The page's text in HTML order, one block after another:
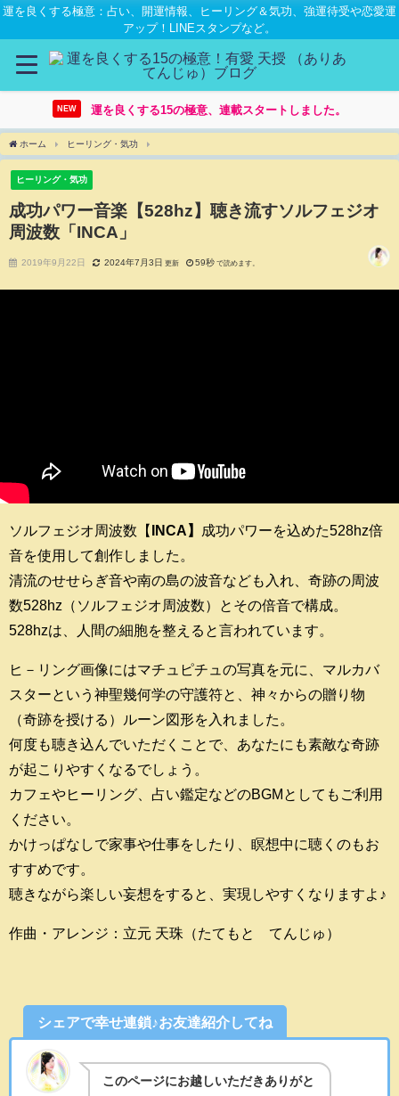
運を良くする極意：占い、開運情報、ヒーリング＆気功、強運待受や恋愛運
アップ！LINEスタンプなど。
NEW 運を良くする15の極意、連載スタートしました。
ホーム ヒーリング・気功
ヒーリング・気功
成功パワー音楽【528hz】聴き流すソルフェジオ
周波数「INCA」
2019年9月22日 2024年7月3日 59秒
ソルフェジオ周波数【 INCA】
成功パワーを込めた528hz倍
音を使用して創作しました。
清流のせせらぎ音や南の島の波音なども入れ、奇跡の周波
数528hz（ソルフェジオ周波数）とその倍音で構成。
528hzは、人間の細胞を整えると言われています。
ヒ－リング画像にはマチュピチュの写真を元に、マルカバ
スターという神聖幾何学の守護符と、神々からの贈り物
（奇跡を授ける）ルーン図形を入れました。
何度も聴き込んでいただくことで、あなたにも素敵な奇跡
が起こりやすくなるでしょう。
カフェやヒーリング、占い鑑定などのBGMとしてもご利用
ください。
かけっぱなしで家事や仕事をしたり、瞑想中に聴くのもお
すすめです。
聴きながら楽しい妄想をすると、実現しやすくなりますよ♪
作曲・アレンジ：立元 天珠（たてもと てんじゅ）
シェアで幸せ連鎖♪お友達紹介してね
このページにお越しいただきありがと